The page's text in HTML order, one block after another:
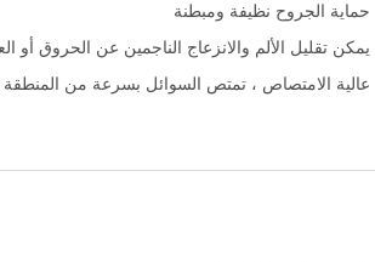
حماية الجروح نظيفة ومبطنة
يمكن تقليل الألم والانزعاج الناجمين عن الحروق أو
عالية الامتصاص ، تمتص السوائل بسرعة من المنطقة